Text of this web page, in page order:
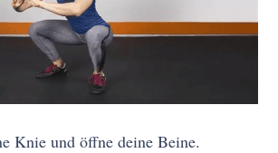
Knie und öffne deine Beine.